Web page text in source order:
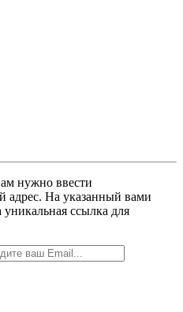
нужно ввести
адрес. На указанный вами
ссылка для